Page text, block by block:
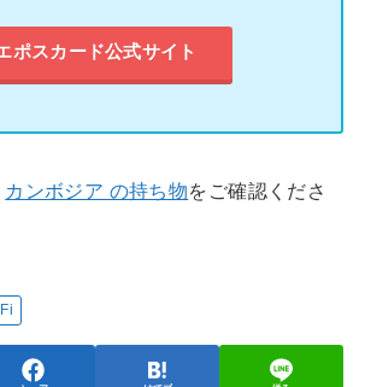
ポスカード公式サイト
カンボジア の持ち物をご確認くださ